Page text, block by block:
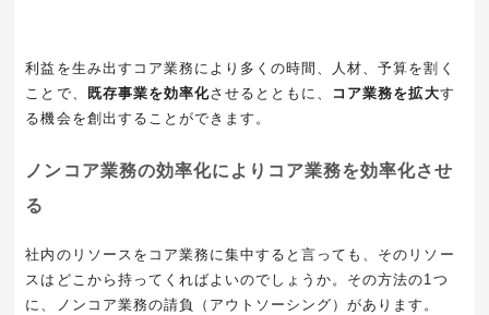
利益を生み出すコア業務により多くの時間、人材、予算を割く
ことで、
既存事業を効率化させるとともに、 コア業務を拡大す
る機会を創出することができます。
ノンコア業務の効率化によりコア業務を効率化させ
る
社内のリソースをコア業務に集中すると言っても、そのリソー
スはどこから持ってくればよいのでしょうか。その方法の1つ
に、ノンコア業務の請負（アウトソーシング）があります。